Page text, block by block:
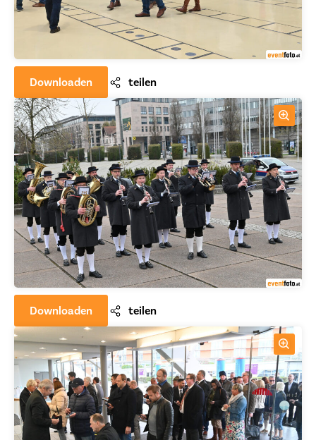
Downloaden teilen
Downloaden teilen